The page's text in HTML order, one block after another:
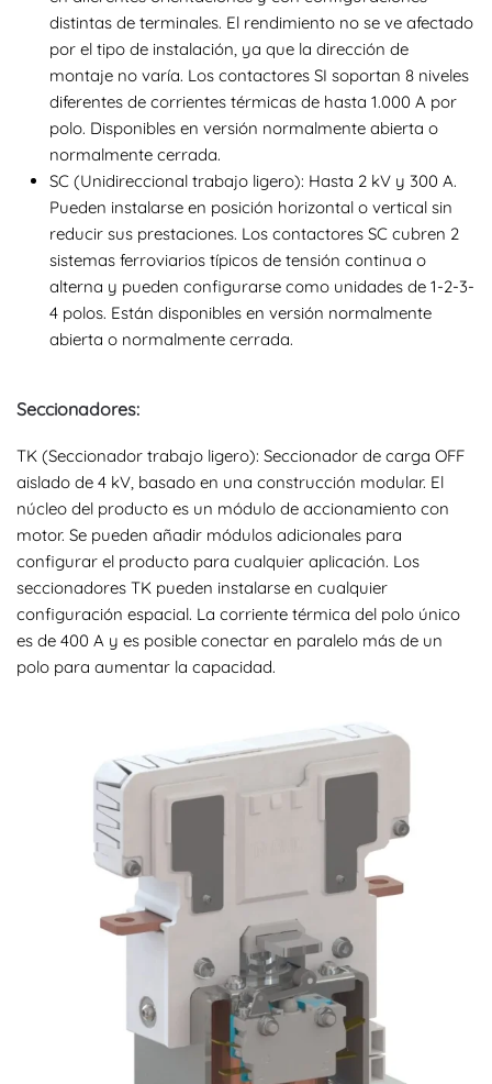
distintas de terminales. El rendimiento no se ve afectado
por el tipo de instalación, ya que la dirección de
montaje no varía. Los contactores SI soportan 8 niveles
diferentes de corrientes térmicas de hasta 1.000 A por
polo. Disponibles en versión normalmente abierta o
normalmente cerrada.
SC (Unidireccional trabajo ligero): Hasta 2 kV y 300 A.
Pueden instalarse en posición horizontal o vertical sin
reducir sus prestaciones. Los contactores SC cubren 2
sistemas ferroviarios típicos de tensión continua o
alterna y pueden configurarse como unidades de 1-2-3-
4 polos. Están disponibles en versión normalmente
abierta o normalmente cerrada.
Seccionadores:
TK (Seccionador trabajo ligero): Seccionador de carga OFF
aislado de 4 kV, basado en una construcción modular. El
núcleo del producto es un módulo de accionamiento con
motor. Se pueden añadir módulos adicionales para
configurar el producto para cualquier aplicación. Los
seccionadores TK pueden instalarse en cualquier
configuración espacial. La corriente térmica del polo único
es de 400 A y es posible conectar en paralelo más de un
polo para aumentar la capacidad.